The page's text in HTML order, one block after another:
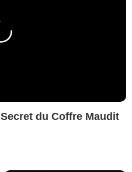
du Coffre Maudit